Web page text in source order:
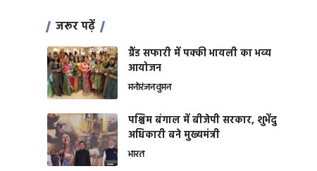
जरूर पढ़ें
ग्रैंड सफारी में पक्की भायली का भव्य
आयोजन
मनोरंजनवुमन
पश्चिम बंगाल में बीजेपी सरकार, शुभेंदु
अधिकारी बने मुख्यमंत्री
भारत